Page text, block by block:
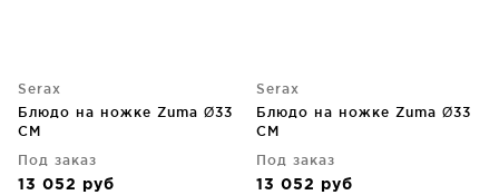
Serax
Блюдо на ножке Zuma Ø33
CM
Под заказ
13 052 руб
Serax
Блюдо на ножке Zuma Ø33
CM
Под заказ
13 052 руб